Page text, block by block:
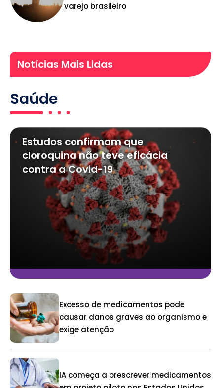
varejo brasileiro
Notícias Mais Lidas
Saúde
Estudos confirmam que
cloroquina não teve eficácia
contra a Covid-19
Excesso de medicamentos pode
causar danos graves ao organismo e
exige atenção
IA começa a prescrever medicamentos